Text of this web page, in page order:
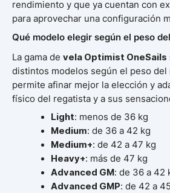
rendimiento y que ya cuentan con
para aprovechar una configuración
Qué modelo elegir según el peso
La gama de vela Optimist OneSails
distintos modelos según el peso del
permite afinar mejor la elección y
físico del regatista y a sus
Light: menos de 36 kg
Medium: de 36 a 42 kg
Medium+: de 42 a 47 kg
Heavy+: más de 47 kg
Advanced GM: de 36 a 42
Advanced GMP: de 42 a